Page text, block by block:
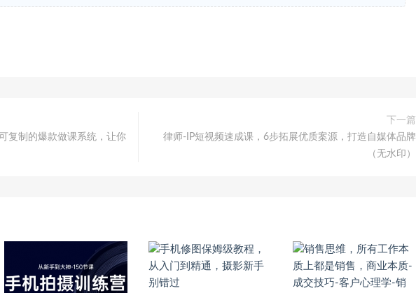
复制的爆款做课系统，让你
下一篇
律师-IP短视频速成课，6步拓展优质案源，打造自媒体品牌
（无水印）